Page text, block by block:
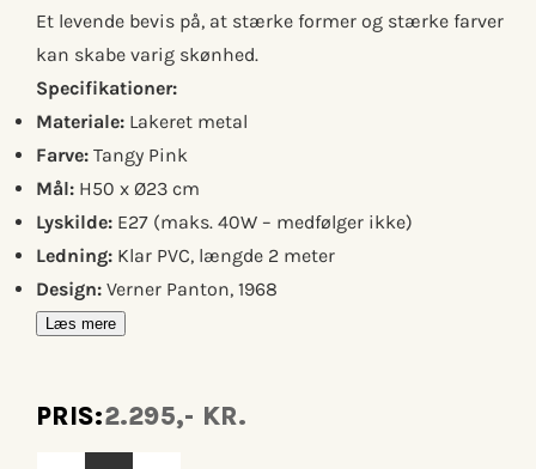
Et levende bevis på, at stærke former og stærke farver
kan skabe varig skønhed.
Specifikationer:
Materiale: Lakeret metal
Farve: Tangy Pink
Mål: H50 x Ø23 cm
Lyskilde: E27 (maks. 40W – medfølger ikke)
Ledning: Klar PVC, længde 2 meter
Design: Verner Panton, 1968
Læs mere
PRIS:2.295,- KR.